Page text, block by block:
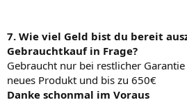
7. Wie viel Geld bist du bereit
Gebrauchtkauf in Frage?
Gebraucht nur bei restlicher
neues Produkt und bis zu 650€
Danke schonmal im Voraus